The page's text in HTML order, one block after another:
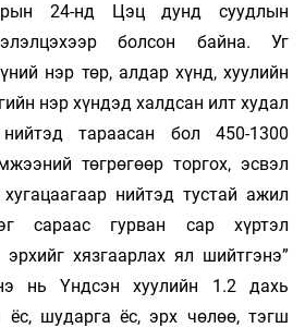
24-нд Цэц дунд суудлын
болсон байна. Уг
нэр төр, алдар хүнд, хуулийн
нэр хүндэд халдсан илт худал
тараасан бол 450-1300
төгрөгөөр торгох, эсвэл
нийтэд тустай ажил
сараас гурван сар хүртэл
эрхийг хязгаарлах ял шийтгэнэ”
нь Үндсэн хуулийн 1.2 дахь
ёс, шударга ёс, эрх чөлөө, тэгш